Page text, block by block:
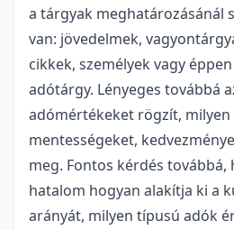
a tárgyak meghatározásánál
van: jövedelmek,
cikkek, személyek vagy
adótárgy. Lényeges továbbá
adómértékeket rögzít, milyen
mentességeket,
meg. Fontos kérdés továbbá,
hatalom hogyan alakítja ki a
arányát, milyen típusú adók